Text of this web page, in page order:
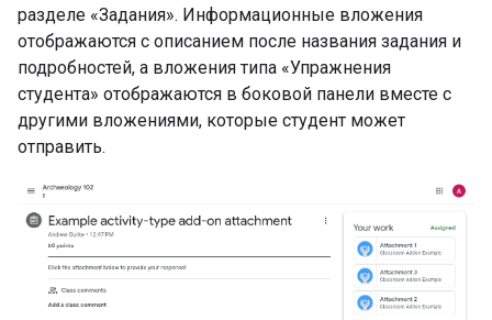
разделе «Задания». Информационные вложения
отображаются с описанием после названия задания и
подробностей, а вложения типа «Упражнения
студента» отображаются в боковой панели вместе с
другими вложениями, которые студент может
отправить.